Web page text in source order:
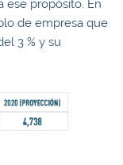
ese propósito. En
de empresa que
3 % y su